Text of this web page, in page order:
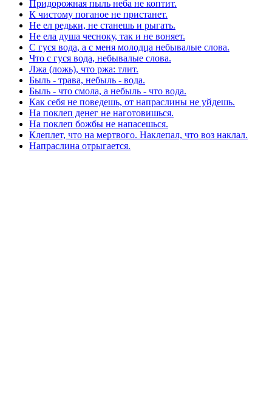
Придорожная пыль неба не коптит.
К чистому поганое не пристанет.
Не ел редьки, не станешь и рыгать.
Не ела душа чесноку, так и не воняет.
С гуся вода, а с меня молодца небывалые слова.
Что с гуся вода, небывалые слова.
Лжа (ложь), что ржа: тлит.
Быль - трава, небыль - вода.
Быль - что смола, а небыль - что вода.
Как себя не поведешь, от напраслины не уйдешь.
На поклеп денег не наготовишься.
На поклеп божбы не напасешься.
Клеплет, что на мертвого. Наклепал, что воз наклал.
Напраслина отрыгается.